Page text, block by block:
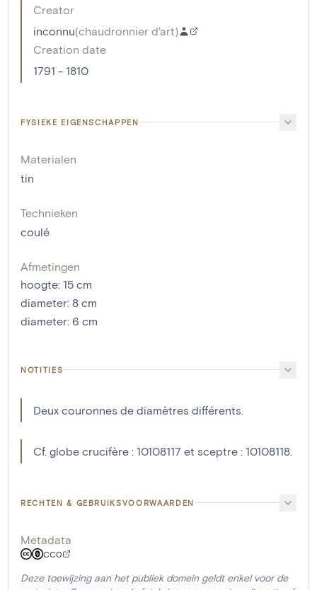
Creator
inconnu(chaudronnier d'art)
Creation date
1791 - 1810
FYSIEKE EIGENSCHAPPEN
Materialen
tin
Technieken
coulé
Afmetingen
hoogte: 15 cm
diameter: 8 cm
diameter: 6 cm
NOTITIES
Deux couronnes de diamètres différents.
Cf. globe crucifère : 10108117 et sceptre : 10108118.
RECHTEN & GEBRUIKSVOORWAARDEN
Metadata
CC0
Deze toewijzing aan het publiek domein geldt enkel voor de